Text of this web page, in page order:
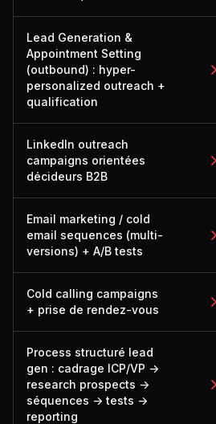
Lead Generation &
Appointment Setting
(outbound) : hyper-
personalized outreach +
qualification
LinkedIn outreach
campaigns orientées
décideurs B2B
Email marketing / cold
email sequences (multi-
versions) + A/B tests
Cold calling campaigns
+ prise de rendez-vous
Process structuré lead
gen : cadrage ICP/VP ->
research prospects ->
séquences -> tests ->
reporting